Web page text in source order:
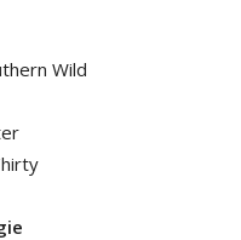
Wild